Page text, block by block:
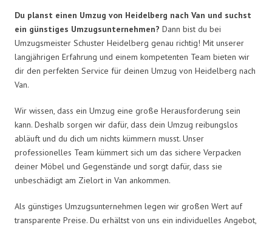
Du planst einen Umzug von Heidelberg nach Van und suchst
ein günstiges Umzugsunternehmen? Dann bist du bei
Umzugsmeister Schuster Heidelberg genau richtig! Mit unserer
langjährigen Erfahrung und einem kompetenten Team bieten wir
dir den perfekten Service für deinen Umzug von Heidelberg nach
Van.
Wir wissen, dass ein Umzug eine große Herausforderung sein
kann. Deshalb sorgen wir dafür, dass dein Umzug reibungslos
abläuft und du dich um nichts kümmern musst. Unser
professionelles Team kümmert sich um das sichere Verpacken
deiner Möbel und Gegenstände und sorgt dafür, dass sie
unbeschädigt am Zielort in Van ankommen.
Als günstiges Umzugsunternehmen legen wir großen Wert auf
transparente Preise. Du erhältst von uns ein individuelles Angebot,